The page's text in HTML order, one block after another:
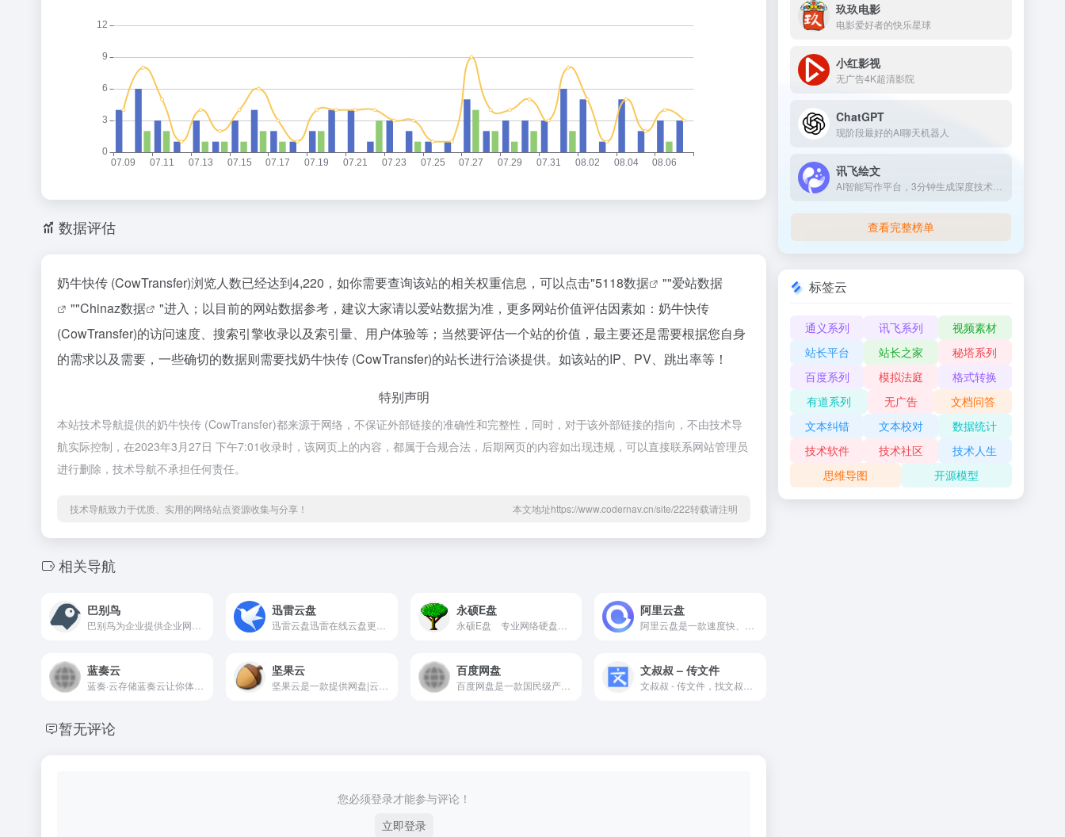
数据评估
奶牛快传 (CowTransfer)浏览人数已经达到4,220，如你需要查询该站的相关权重信息，可以点击"5118数据 ""爱站数据
""Chinaz数据
"进入；以目前的网站数据参考，建议大家请以爱站数据为准，更多网站价值评估因素如：奶牛快传
(CowTransfer)的访问速度、搜索引擎收录以及索引量、用户体验等；当然要评估一个站的价值，最主要还是需要根据您自身
的需求以及需要，一些确切的数据则需要找奶牛快传 (CowTransfer)的站长进行洽谈提供。如该站的IP、PV、跳出率等！
特别声明
本站技术导航提供的奶牛快传 (CowTransfer)都来源于网络，不保证外部链接的准确性和完整性，同时，对于该外部链接的指向，不由技术导
航实际控制，在2023年3月27日 下午7:01收录时，该网页上的内容，都属于合规合法，后期网页的内容如出现违规，可以直接联系网站管理员
进行删除，技术导航不承担任何责任。
技术导航致力于优质、实用的网络站点资源收集与分享！ 本文地址https://www.codernav.cn/site/222转载请注明
相关导航
巴别鸟 迅雷云盘 永硕E盘 阿里云盘
蓝奏云 坚果云 百度网盘
百度网盘是一款国民级产品，已连续9年为超过7亿用户提供稳定、安全的个人云存储服务，已实现电脑、手机、电视等多种终端场景的覆盖和互联，并支持多类型文件的备份、分享、查看和处理
文叔叔 – 传文件
暂无评论
您必须登录才能参与评论！
立即登录
玖玖电影
电影爱好者的快乐星球
小红影视
无广告4K超清影院
ChatGPT
现阶段最好的AI聊天机器人
讯飞绘文
查看完整榜单
标签云
通义系列 讯飞系列
视频素材
站长平台
站长之家
秘塔系列
百度系列
模拟法庭
格式转换
有道系列
无广告
文档问答
文本纠错
文本校对
数据统计
技术软件
技术社区
技术人生
思维导图
开源模型